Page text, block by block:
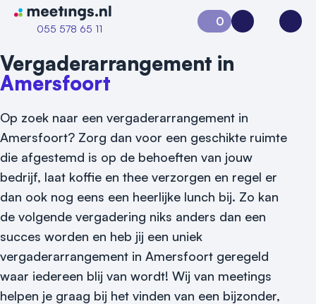
Naar home van Meetings
055 578 65 11
0
Aanvraag 0Inloggen
Vergaderarrangement in
Amersfoort
Op zoek naar een vergaderarrangement in
Amersfoort? Zorg dan voor een geschikte ruimte
die afgestemd is op de behoeften van jouw
bedrijf, laat koffie en thee verzorgen en regel er
dan ook nog eens een heerlijke lunch bij. Zo kan
de volgende vergadering niks anders dan een
succes worden en heb jij een uniek
vergaderarrangement in Amersfoort geregeld
waar iedereen blij van wordt! Wij van meetings
helpen je graag bij het vinden van een bijzonder,